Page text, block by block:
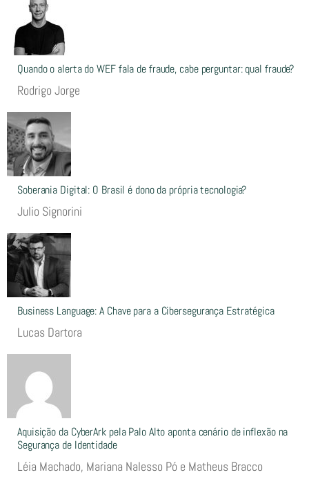
Quando o alerta do WEF fala de fraude, cabe perguntar: qual fraude?
Rodrigo Jorge
Soberania Digital: O Brasil é dono da própria tecnologia?
Julio Signorini
Business Language: A Chave para a Cibersegurança Estratégica
Lucas Dartora
Aquisição da CyberArk pela Palo Alto aponta cenário de inflexão na
Segurança de Identidade
Léia Machado, Mariana Nalesso Pó e Matheus Bracco